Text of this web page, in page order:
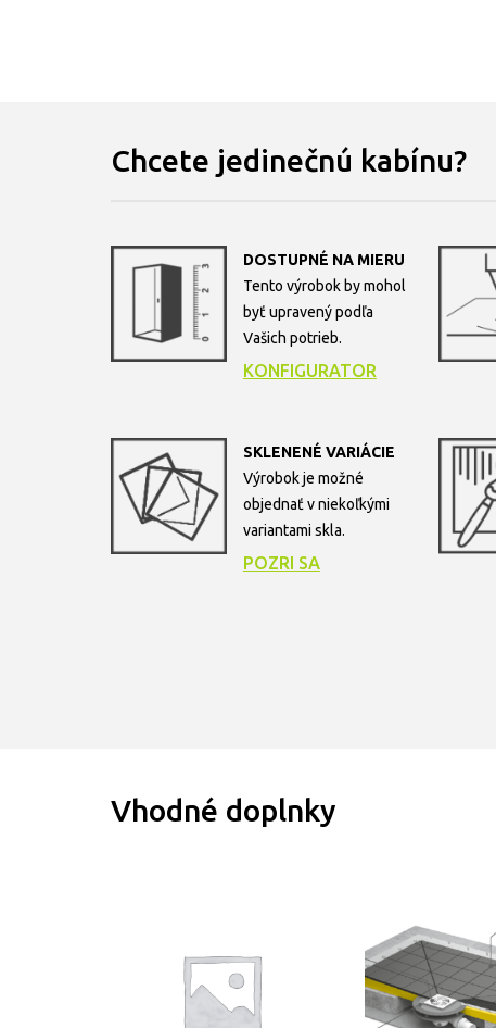
Chcete jedinečnú kabínu?
DOSTUPNÉ NA MIERU
Tento výrobok by mohol
byť upravený podľa
Vašich potrieb.
KONFIGURATOR
SKLENENÉ VARIÁCIE
Výrobok je možné
objednať v niekoľkými
variantami skla.
POZRI SA
Vhodné doplnky